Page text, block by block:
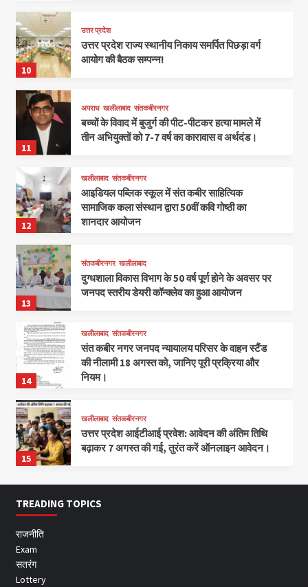
10
उत्तर प्रदेश
उत्तर प्रदेश राज्य स्थानीय निकाय समर्पित पिछड़ा वर्ग
आयोग की बैठक सम्पन्न!
11
अपराध खलीलाबाद संतकबीरनगर
बच्चों के विवाद में बुजुर्ग की पीट-पीटकर हत्या मामले में
तीन अभियुक्तों को 7-7 वर्ष का कारावास व अर्थदंड।
12
खलीलाबाद संतकबीरनगर
आइडियल पब्लिक स्कूल में संत कबीर साहित्यिक
सामाजिक कला संस्थान द्वारा 50वीं कवि गोष्ठी का
शानदार आयोजन
13
संतकबीरनगर खलीलाबाद
दुग्धशाला विकास विभाग के 50 वर्ष पूर्ण होने के अवसर पर
जनपद स्तरीय डेयरी कॉन्क्लेव का हुआ आयोजन
14
खलीलाबाद संतकबीरनगर
संत कबीर नगर जनपद न्यायालय परिसर के वाहन स्टैंड
की नीलामी 18 अगस्त को, जानिए पूरी प्रक्रिया और
नियम।
15
खलीलाबाद संतकबीरनगर
उत्तर प्रदेश आईटीआई प्रवेश: आवेदन की अंतिम तिथि
बढ़ाकर 7 अगस्त की गई, तुरंत करें ऑनलाइन आवेदन।
TREADING TOPICS
राजनीति
Exam
सतरंग
Lottery